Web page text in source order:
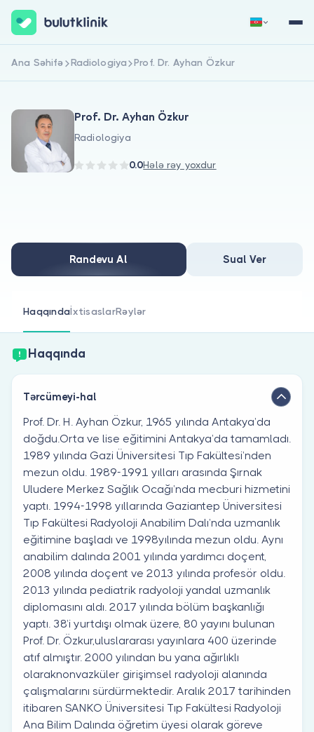
Həkimlər üçün
Həkim siniz?
Qeydiyyat Daxil Ol
Ana Səhifə Radiologiya Prof. Dr. Ayhan Özkur
Prof. Dr. Ayhan Özkur
Radiologiya
0.0Hələ rəy yoxdur
Randevu Al Sual Ver
HaqqındaİxtisaslarRəylər
Haqqında
Tərcümeyi-hal
Prof. Dr. H. Ayhan Özkur, 1965 yılında Antakya’da
doğdu.Orta ve lise eğitimini Antakya’da tamamladı.
1989 yılında Gazi Üniversitesi Tıp Fakültesi’nden
mezun oldu. 1989-1991 yılları arasında Şırnak
Uludere Merkez Sağlık Ocağı’nda mecburi hizmetini
yaptı. 1994-1998 yıllarında Gaziantep Üniversitesi
Tıp Fakültesi Radyoloji Anabilim Dalı’nda uzmanlık
eğitimine başladı ve 1998yılında mezun oldu. Aynı
anabilim dalında 2001 yılında yardımcı doçent,
2008 yılında doçent ve 2013 yılında profesör oldu.
2013 yılında pediatrik radyoloji yandal uzmanlık
diplomasını aldı. 2017 yılında bölüm başkanlığı
yaptı. 38’i yurtdışı olmak üzere, 80 yayını bulunan
Prof. Dr. Özkur,uluslararası yayınlara 400 üzerinde
atıf almıştır. 2000 yılından bu yana ağırlıklı
olaraknonvazküler girişimsel radyoloji alanında
çalışmalarını sürdürmektedir. Aralık 2017 tarihinden
itibaren SANKO Üniversitesi Tıp Fakültesi Radyoloji
Ana Bilim Dalında öğretim üyesi olarak göreve